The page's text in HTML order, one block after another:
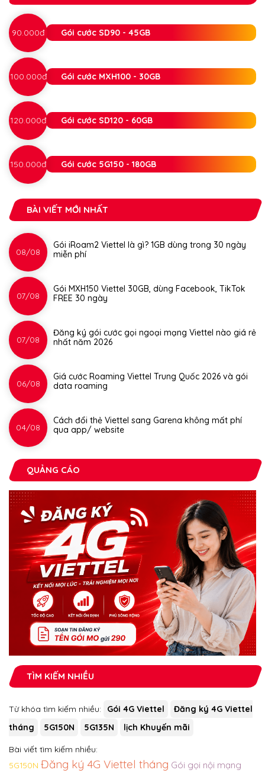
90.000đ Gói cước SD90 - 45GB
100.000đ Gói cước MXH100 - 30GB
120.000đ Gói cước SD120 - 60GB
150.000đ Gói cước 5G150 - 180GB
BÀI VIẾT MỚI NHẤT
08/08
Gói iRoam2 Viettel là gì? 1GB dùng trong 30 ngày
miễn phí
07/08
Gói MXH150 Viettel 30GB, dùng Facebook, TikTok
FREE 30 ngày
07/08
Đăng ký gói cước gọi ngoại mạng Viettel nào giá rẻ
nhất năm 2026
06/08
Giá cước Roaming Viettel Trung Quốc 2026 và gói
data roaming
04/08
Cách đổi thẻ Viettel sang Garena không mất phí
qua app/ website
QUẢNG CÁO
TÌM KIẾM NHIỀU
Từ khóa tìm kiếm nhiều: Gói 4G Viettel
Đăng ký 4G Viettel
tháng
5G150N 5G135N lịch Khuyến mãi
Bài viết tìm kiếm nhiều:
5G150N Đăng ký 4G Viettel tháng Gói gọi nội mạng